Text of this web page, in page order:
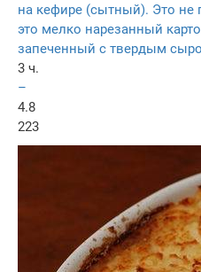
на кефире (сытный). Это не
это мелко нарезанный
запеченный с твердым
3 ч.
–
4.8
223